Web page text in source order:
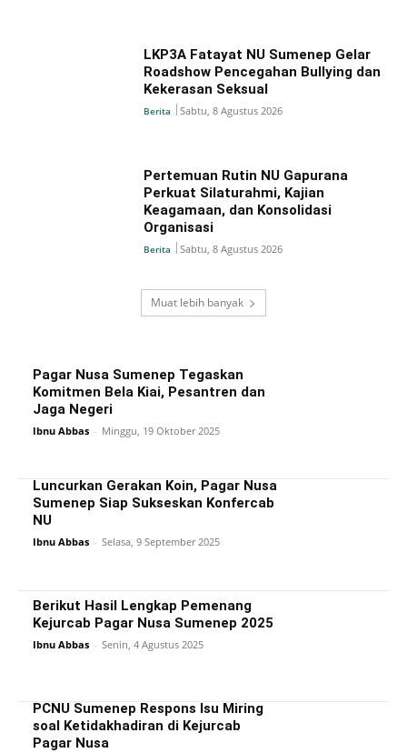
LKP3A Fatayat NU Sumenep Gelar
Roadshow Pencegahan Bullying dan
Kekerasan Seksual
Berita Sabtu, 8 Agustus 2026
Pertemuan Rutin NU Gapurana
Perkuat Silaturahmi, Kajian
Keagamaan, dan Konsolidasi
Organisasi
Berita Sabtu, 8 Agustus 2026
Muat lebih banyak
Pagar Nusa Sumenep Tegaskan
Komitmen Bela Kiai, Pesantren dan
Jaga Negeri
Ibnu Abbas - Minggu, 19 Oktober 2025
Luncurkan Gerakan Koin, Pagar Nusa
Sumenep Siap Sukseskan Konfercab
NU
Ibnu Abbas - Selasa, 9 September 2025
Berikut Hasil Lengkap Pemenang
Kejurcab Pagar Nusa Sumenep 2025
Ibnu Abbas - Senin, 4 Agustus 2025
PCNU Sumenep Respons Isu Miring
soal Ketidakhadiran di Kejurcab
Pagar Nusa